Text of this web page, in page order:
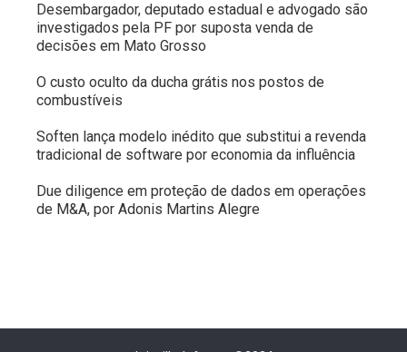
Desembargador, deputado estadual e advogado são
investigados pela PF por suposta venda de
decisões em Mato Grosso
O custo oculto da ducha grátis nos postos de
combustíveis
Soften lança modelo inédito que substitui a revenda
tradicional de software por economia da influência
Due diligence em proteção de dados em operações
de M&A, por Adonis Martins Alegre